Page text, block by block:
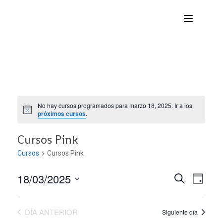
No hay cursos programados para marzo 18, 2025. Ir a los
próximos cursos.
Cursos Pink
Cursos Cursos Pink
de
BUSCAR
de
DÍA
18/03/2025
DÍA ANTERIOR Siguiente día